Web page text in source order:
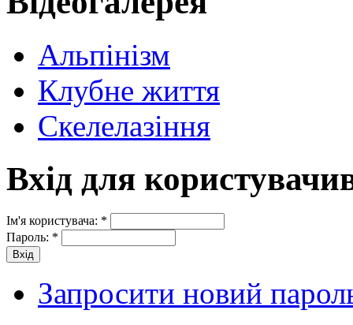
Альпінізм
Клубне життя
Скелелазіння
Вхід для
Ім'я користувача: *
Пароль: *
Запросити новий